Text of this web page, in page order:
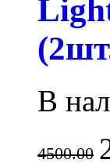
В
4500.00